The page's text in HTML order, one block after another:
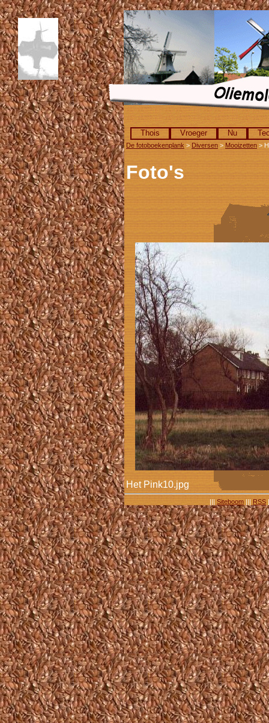
Thois Vroeger Nu
De fotoboekenplank > Diversen > Mooizetten >
Foto's
Het Pink10.jpg
||| Siteboom ||| RSS